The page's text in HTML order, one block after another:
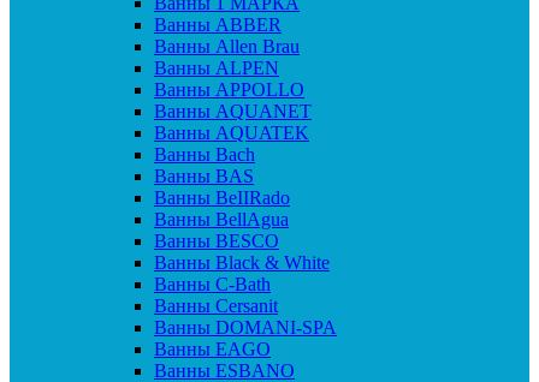
Ванны ABBER
Ванны Allen Brau
Ванны ALPEN
Ванны APPOLLO
Ванны AQUANET
Ванны AQUATEK
Ванны Bach
Ванны BAS
Ванны BeIIRado
Ванны BellAgua
Ванны BESCO
Ванны Black & White
Ванны C-Bath
Ванны Cersanit
Ванны DOMANI-SPA
Ванны EAGO
Ванны ESBANO